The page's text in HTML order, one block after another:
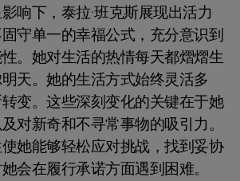
响下，泰拉·班克斯展现出活力
守单一的幸福公式，充分意识到
。她对生活的热情每天都熠熠生
天。她的生活方式始终灵活多
变。这些深刻变化的关键在于她
对新奇和不寻常事物的吸引力。
她能够轻松应对挑战，找到妥协
会在履行承诺方面遇到困难。